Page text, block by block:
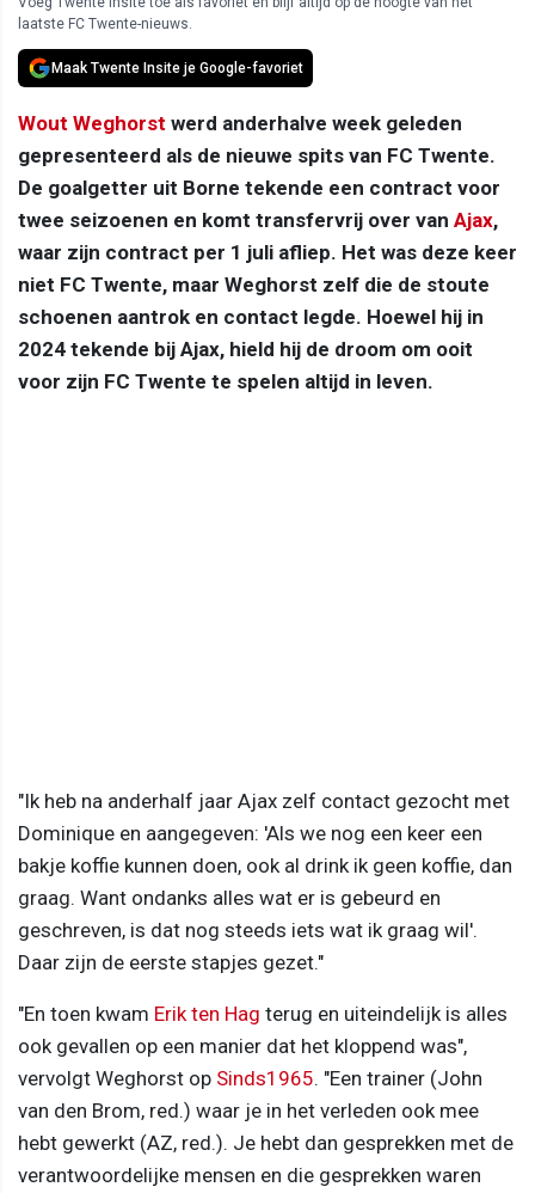
laatste FC Twente-nieuws.
Maak Twente Insite je Google-favoriet
Wout Weghorst werd anderhalve week geleden
gepresenteerd als de nieuwe spits van FC Twente.
De goalgetter uit Borne tekende een contract voor
twee seizoenen en komt transfervrij over van Ajax,
waar zijn contract per 1 juli afliep. Het was deze keer
niet FC Twente, maar Weghorst zelf die de stoute
schoenen aantrok en contact legde. Hoewel hij in
2024 tekende bij Ajax, hield hij de droom om ooit
voor zijn FC Twente te spelen altijd in leven.
"Ik heb na anderhalf jaar Ajax zelf contact gezocht met
Dominique en aangegeven: 'Als we nog een keer een
bakje koffie kunnen doen, ook al drink ik geen koffie, dan
graag. Want ondanks alles wat er is gebeurd en
geschreven, is dat nog steeds iets wat ik graag wil'.
Daar zijn de eerste stapjes gezet."
"En toen kwam Erik ten Hag terug en uiteindelijk is alles
ook gevallen op een manier dat het kloppend was",
vervolgt Weghorst op Sinds1965. "Een trainer (John
van den Brom, red.) waar je in het verleden ook mee
hebt gewerkt (AZ, red.). Je hebt dan gesprekken met de
verantwoordelijke mensen en die gesprekken waren